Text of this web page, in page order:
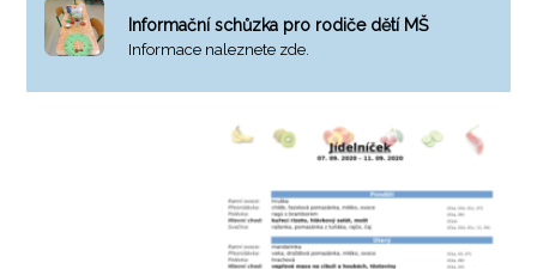
Informační schůzka pro rodiče dětí MŠ
Informace naleznete zde.